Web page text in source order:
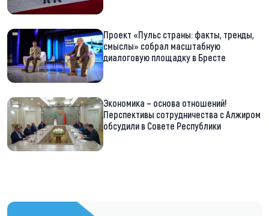
Проект «Пульс страны: факты, тренды,
смыслы» собрал масштабную
диалоговую площадку в Бресте
Экономика – основа отношений!
Перспективы сотрудничества с Алжиром
обсудили в Совете Республики
https://t.me/minskctvby